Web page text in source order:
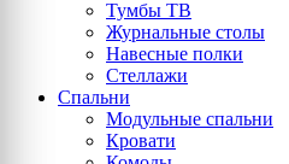
Тумбы ТВ
Журнальные столы
Навесные полки
Стеллажи
Спальни
Модульные спальни
Кровати